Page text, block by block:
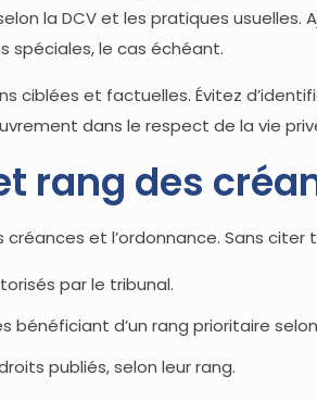
la DCV et les pratiques
spéciales, le cas échéant.
et factuelles. Évitez
dans le respect de la vie
rang des
et l’ordonnance. Sans citer
par le tribunal.
d’un rang prioritaire
publiés, selon leur rang.